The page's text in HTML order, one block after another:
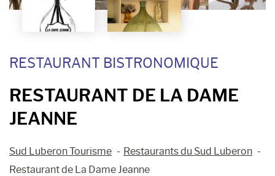
RESTAURANT BISTRONOMIQUE
RESTAURANT DE LA DAME
JEANNE
Sud Luberon Tourisme
Restaurants du Sud Luberon
Restaurant de La Dame Jeanne